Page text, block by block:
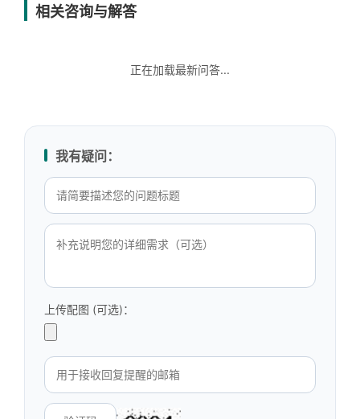
相关咨询与解答
正在加载最新问答...
我有疑问：
上传配图 (可选)：